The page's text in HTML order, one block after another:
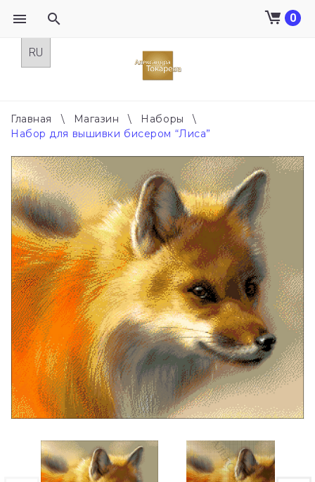
0
Главная \ Магазин \ Наборы
\
Набор для вышивки бисером “Лиса”